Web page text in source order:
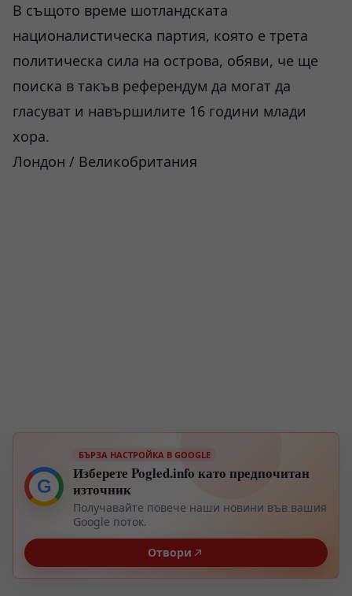
В същото време шотландската
националистическа партия, която е трета
политическа сила на острова, обяви, че ще
поиска в такъв референдум да могат да
гласуват и навършилите 16 години млади
хора.
Лондон / Великобритания
G
БЪРЗА НАСТРОЙКА В GOOGLE
Изберете Pogled.info като предпочитан
източник
Получавайте повече наши новини във вашия
Google поток.
Отвори